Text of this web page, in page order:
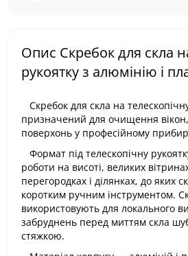
Опис Скребок для скла
рукоятку з алюмінію і
Скребок для скла на
призначений для очищення вікон,
поверхонь у професійному
Формат під телескопічну
роботи на висоті, великих
перегородках і ділянках, до яких
коротким ручним інструментом.
використовують для локального
забруднень перед миттям скла
стяжкою.